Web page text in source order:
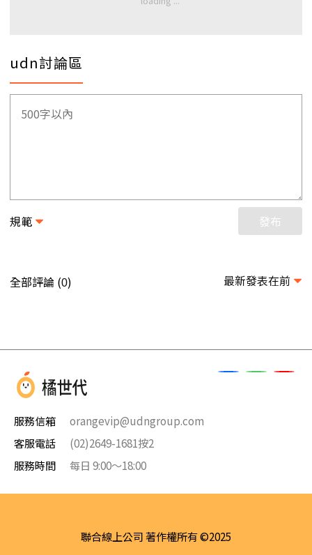
udn討論區
規範 發布
全部評論 (0) 最新發表在前
服務信箱
orangevip@udngroup.com
客服電話
(02)2649-1681按2
服務時間
每日 9:00～18:00
聯合線上公司 著作權所有 ©2025